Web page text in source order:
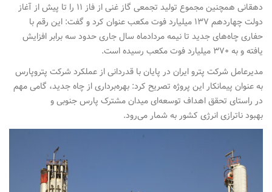
دهقانی همچنین مجموع تولید تجمعی گاز غنی از فاز ۱۱ را تا پیش از آغاز
دولت چهاردهم ۱۳۷ میلیارد فوت مکعب عنوان کرد و گفت: این رقم با
حفاری چاه‌های جدید تا نیمه مردادماه سال جاری حدود سه برابر افزایش
یافته و به ۳۷۰ میلیارد فوت مکعب رسیده است.
مدیرعامل شرکت پترو ایران در پایان با قدردانی از عملکرد شرکت پتروپارس
به عنوان پیمانکار این پروژه تصریح کرد: بهره‌برداری از چاه جدید، گامی مهم
در راستای تحقق اهداف توسعه‌ای میدان مشترک پارس جنوبی و
بهبود ناترازی انرژی کشور به شمار می‌رود.